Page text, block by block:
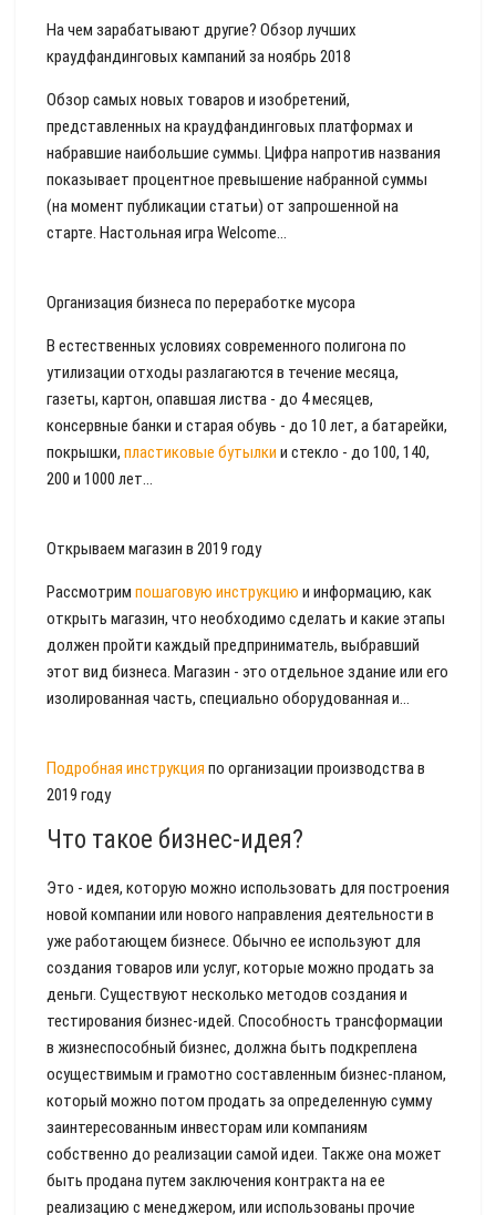
На чем зарабатывают другие? Обзор лучших
краудфандинговых кампаний за ноябрь 2018
Обзор самых новых товаров и изобретений,
представленных на краудфандинговых платформах и
набравшие наибольшие суммы. Цифра напротив названия
показывает процентное превышение набранной суммы
(на момент публикации статьи) от запрошенной на
старте. Настольная игра Welcome...
Организация бизнеса по переработке мусора
В естественных условиях современного полигона по
утилизации отходы разлагаются в течение месяца,
газеты, картон, опавшая листва - до 4 месяцев,
консервные банки и старая обувь - до 10 лет, а батарейки,
покрышки, пластиковые бутылки и стекло - до 100, 140,
200 и 1000 лет...
Открываем магазин в 2019 году
Рассмотрим пошаговую инструкцию и информацию, как
открыть магазин, что необходимо сделать и какие этапы
должен пройти каждый предприниматель, выбравший
этот вид бизнеса. Магазин - это отдельное здание или его
изолированная часть, специально оборудованная и...
Подробная инструкция по организации производства в
2019 году
Что такое бизнес-идея?
Это - идея, которую можно использовать для построения
новой компании или нового направления деятельности в
уже работающем бизнесе. Обычно ее используют для
создания товаров или услуг, которые можно продать за
деньги. Существуют несколько методов создания и
тестирования бизнес-идей. Способность трансформации
в жизнеспособный бизнес, должна быть подкреплена
осуществимым и грамотно составленным бизнес-планом,
который можно потом продать за определенную сумму
заинтересованным инвесторам или компаниям
собственно до реализации самой идеи. Также она может
быть продана путем заключения контракта на ее
реализацию с менеджером, или использованы прочие